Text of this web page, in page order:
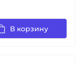
В корзину